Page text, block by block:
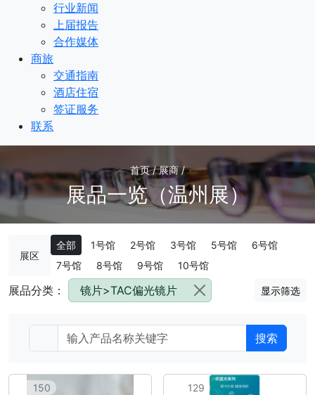
行业新闻
上届报告
合作媒体
商旅
交通指南
酒店住宿
签证服务
联系
首页 / 展商 /
展品一览（温州展）
展区
全部 1号馆 2号馆 3号馆 5号馆
6号馆
7号馆
8号馆 9号馆 10号馆
展品分类： 镜片>TAC偏光镜片 显示筛选
搜索
150 129